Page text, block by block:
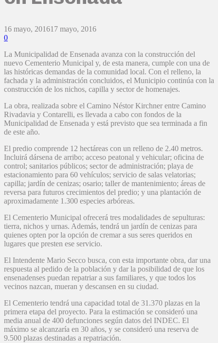
16 mayo, 201617 mayo, 2016
0
La Municipalidad de Ensenada avanza con la construcción del
nuevo Cementerio Municipal y, de esta manera, cumple con una de
las históricas demandas de la comunidad local. Con el relleno, la
fachada y la administración concluidos, el Municipio continúa con la
construcción de los nichos, capilla y sector de homenajes.
La obra, realizada sobre el Camino Néstor Kirchner entre Camino
Rivadavia y Contarelli, es llevada a cabo con fondos de la
Municipalidad de Ensenada y está previsto que sea terminada a fin
de este año.
El predio comprende 12 hectáreas con un relleno de 2.40 metros.
Incluirá dársena de arribo; acceso peatonal y vehicular; oficina de
control; sanitarios públicos; sector de administración; playa de
estacionamiento para 60 vehículos; servicio de salas velatorias;
capilla; jardín de cenizas; osario; taller de mantenimiento; áreas de
reversa para futuros crecimientos del predio; y una plantación de
aproximadamente 1.300 especies arbóreas.
El Cementerio Municipal ofrecerá tres modalidades de sepulturas:
tierra, nichos y urnas. Además, tendrá un jardín de cenizas para
quienes opten por la opción de cremar a sus seres queridos en
lugares que presten ese servicio.
El Intendente Mario Secco busca, con esta importante obra, dar una
respuesta al pedido de la población y dar la posibilidad de que los
ensenadenses puedan repatriar a sus familiares, y que todos los
vecinos nazcan, mueran y descansen en su ciudad.
El Cementerio tendrá una capacidad total de 31.370 plazas en la
primera etapa del proyecto. Para la estimación se consideró una
media anual de 400 defunciones según datos del INDEC. El
máximo se alcanzaría en 30 años, y se consideró una reserva de
9.500 plazas destinadas a repatriación.